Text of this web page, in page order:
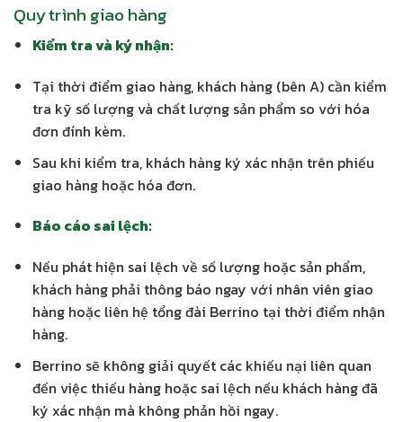
Quy trình giao hàng
Kiểm tra và ký nhận:
Tại thời điểm giao hàng, khách hàng (bên A) cần kiểm
tra kỹ số lượng và chất lượng sản phẩm so với hóa
đơn đính kèm.
Sau khi kiểm tra, khách hàng ký xác nhận trên phiếu
giao hàng hoặc hóa đơn.
Báo cáo sai lệch:
Nếu phát hiện sai lệch về số lượng hoặc sản phẩm,
khách hàng phải thông báo ngay với nhân viên giao
hàng hoặc liên hệ tổng đài Berrino tại thời điểm nhận
hàng.
Berrino sẽ không giải quyết các khiếu nại liên quan
đến việc thiếu hàng hoặc sai lệch nếu khách hàng đã
ký xác nhận mà không phản hồi ngay.